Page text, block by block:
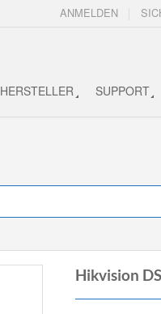
ANMELDEN
HERSTELLER SUPPORT
Hikvision